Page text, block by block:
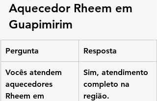
Aquecedor Rheem em
Guapimirim
Pergunta Resposta
Vocês atendem
aquecedores
Rheem em
Sim, atendimento
completo na
região.